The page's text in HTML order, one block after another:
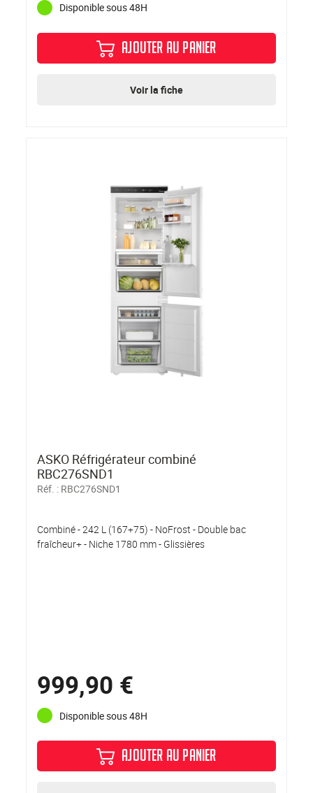
Disponible sous 48H
AJOUTER AU PANIER
Voir la fiche
ASKO Réfrigérateur combiné
RBC276SND1
Réf. : RBC276SND1
Combiné - 242 L (167+75) - NoFrost - Double bac
fraîcheur+ - Niche 1780 mm - Glissières
999,90 €
Disponible sous 48H
AJOUTER AU PANIER